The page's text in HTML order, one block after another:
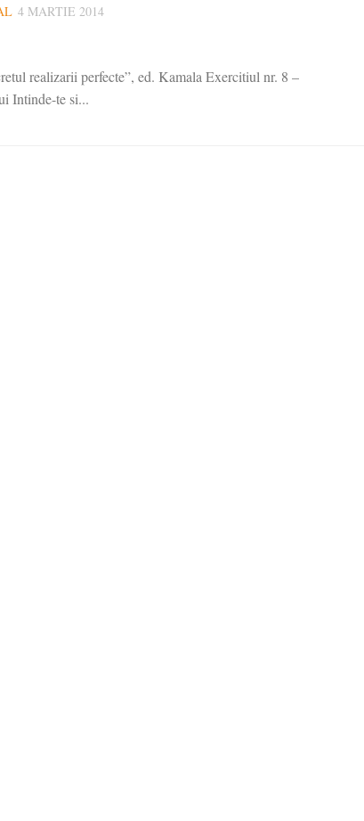
4 MARTIE 2014
realizarii perfecte”, ed. Kamala Exercitiul nr. 8 –
Intinde-te si...